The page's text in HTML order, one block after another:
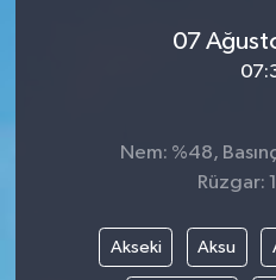
07
Nem: %48,
Rüzgar:
Akseki Aksu